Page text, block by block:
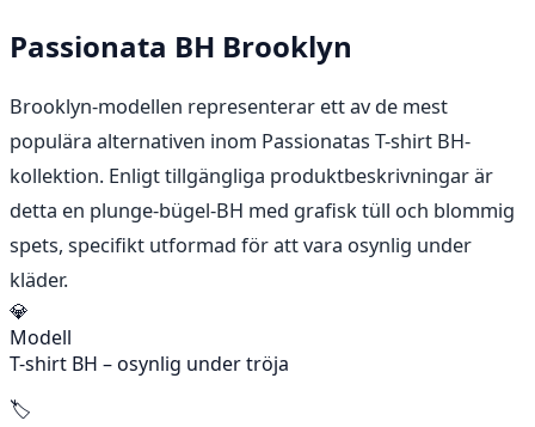
Passionata BH Brooklyn
Brooklyn-modellen representerar ett av de mest
populära alternativen inom Passionatas T-shirt BH-
kollektion. Enligt tillgängliga produktbeskrivningar är
detta en plunge-bügel-BH med grafisk tüll och blommig
spets, specifikt utformad för att vara osynlig under
kläder.
💎
Modell
T-shirt BH – osynlig under tröja
🏷️